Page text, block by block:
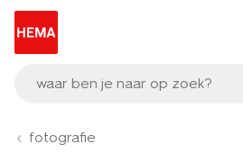
waar ben je naar op zoek?
fotografie